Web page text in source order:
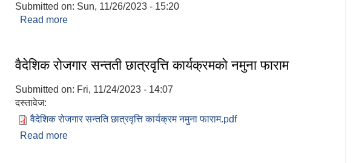
Submitted on: Sun, 11/26/2023 - 15:20
Read more
वैदेशिक रोजगार सन्तती छात्रवृत्ति कार्यक्रमको नमुना फाराम
Submitted on: Fri, 11/24/2023 - 14:07
दस्तावेज:
वैदेशिक रोजगार सन्तति छात्रवृत्ति कार्यक्रम नमुना फाराम.pdf
Read more